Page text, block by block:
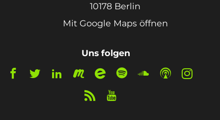
10178 Berlin
Mit Google Maps öffnen
Uns folgen